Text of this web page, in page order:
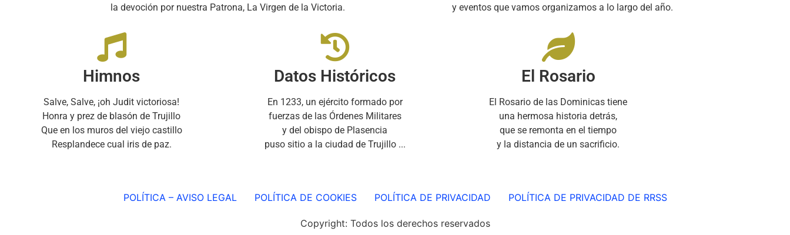
la devoción por nuestra Patrona, La Virgen de la Victoria.
y eventos que vamos organizamos a lo largo del año.
Himnos
Salve, Salve, ¡oh Judit victoriosa!
Honra y prez de blasón de Trujillo
Que en los muros del viejo castillo
Resplandece cual iris de paz.
Datos Históricos
En 1233, un ejército formado por
fuerzas de las Órdenes Militares
y del obispo de Plasencia
puso sitio a la ciudad de Trujillo ...
El Rosario
El Rosario de las Dominicas tiene
una hermosa historia detrás,
que se remonta en el tiempo
y la distancia de un sacrificio.
POLÍTICA – AVISO LEGAL POLÍTICA DE COOKIES POLÍTICA DE PRIVACIDAD POLÍTICA DE PRIVACIDAD DE RRSS
Copyright: Todos los derechos reservados